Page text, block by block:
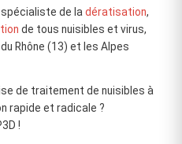
spécialiste de ladératisation,
de tous nuisibles et virus,
Rhône (13) et les Alpes
de traitement de nuisibles à
rapide et radicale ?
!